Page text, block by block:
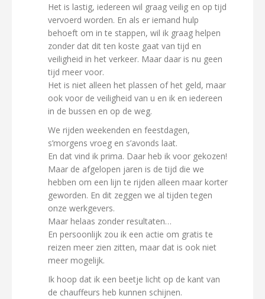
Het is lastig, iedereen wil graag veilig en op tijd
vervoerd worden. En als er iemand hulp
behoeft om in te stappen, wil ik graag helpen
zonder dat dit ten koste gaat van tijd en
veiligheid in het verkeer. Maar daar is nu geen
tijd meer voor.
Het is niet alleen het plassen of het geld, maar
ook voor de veiligheid van u en ik en iedereen
in de bussen en op de weg.
We rijden weekenden en feestdagen,
s’morgens vroeg en s’avonds laat.
En dat vind ik prima. Daar heb ik voor gekozen!
Maar de afgelopen jaren is de tijd die we
hebben om een lijn te rijden alleen maar korter
geworden. En dit zeggen we al tijden tegen
onze werkgevers.
Maar helaas zonder resultaten…
En persoonlijk zou ik een actie om gratis te
reizen meer zien zitten, maar dat is ook niet
meer mogelijk.
Ik hoop dat ik een beetje licht op de kant van
de chauffeurs heb kunnen schijnen.